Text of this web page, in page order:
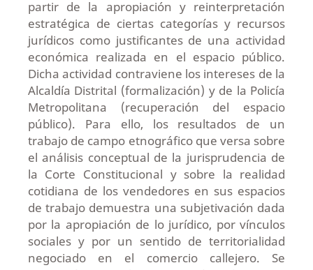
partir de la apropiación y reinterpretación
estratégica de ciertas categorías y recursos
jurídicos como justificantes de una actividad
económica realizada en el espacio público.
Dicha actividad contraviene los intereses de la
Alcaldía Distrital (formalización) y de la Policía
Metropolitana (recuperación del espacio
público). Para ello, los resultados de un
trabajo de campo etnográfico que versa sobre
el análisis conceptual de la jurisprudencia de
la Corte Constitucional y sobre la realidad
cotidiana de los vendedores en sus espacios
de trabajo demuestra una subjetivación dada
por la apropiación de lo jurídico, por vínculos
sociales y por un sentido de territorialidad
negociado en el comercio callejero. Se